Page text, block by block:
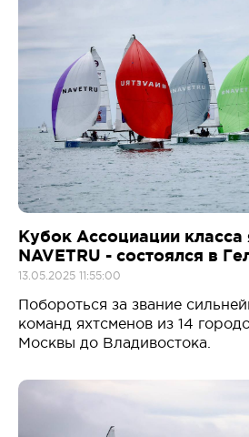
Кубок Ассоциации класса
NAVETRU - состоялся в
13.05.2025 11:55:00
Побороться за звание
команд яхтсменов из 14
Москвы до Владивостока.